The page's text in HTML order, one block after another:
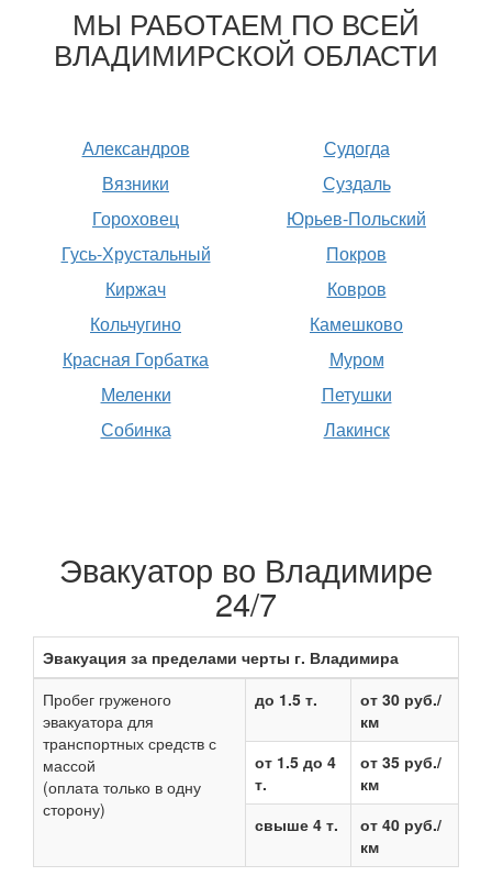
МЫ РАБОТАЕМ ПО ВСЕЙ
ВЛАДИМИРСКОЙ ОБЛАСТИ
Александров
Вязники
Гороховец
Гусь-Хрустальный
Киржач
Кольчугино
Красная Горбатка
Меленки
Собинка
Судогда
Суздаль
Юрьев-Польский
Покров
Ковров
Камешково
Муром
Петушки
Лакинск
Эвакуатор во Владимире
24/7
Эвакуация за пределами черты г. Владимира
Пробег груженого
эвакуатора для
транспортных средств с
массой
(оплата только в одну
сторону)
до 1.5 т.
от 30 руб./
км
от 1.5 до 4
т.
от 35 руб./
км
свыше 4 т.
от 40 руб./
км